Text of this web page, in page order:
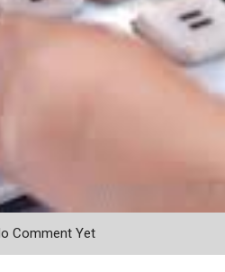
Comment Yet